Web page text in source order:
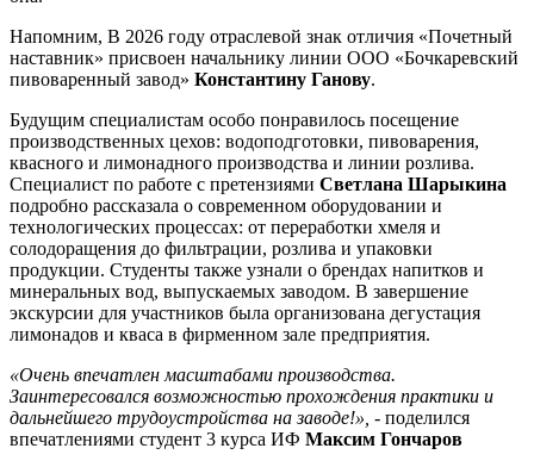
Напомним, В 2026 году отраслевой знак отличия «Почетный
наставник» присвоен начальнику линии ООО «Бочкаревский
пивоваренный завод» Константину Ганову.
Будущим специалистам особо понравилось посещение
производственных цехов: водоподготовки, пивоварения,
квасного и лимонадного производства и линии розлива.
Специалист по работе с претензиями Светлана Шарыкина
подробно рассказала о современном оборудовании и
технологических процессах: от переработки хмеля и
солодоращения до фильтрации, розлива и упаковки
продукции. Студенты также узнали о брендах напитков и
минеральных вод, выпускаемых заводом. В завершение
экскурсии для участников была организована дегустация
лимонадов и кваса в фирменном зале предприятия.
«Очень впечатлен масштабами производства.
Заинтересовался возможностью прохождения практики и
дальнейшего трудоустройства на заводе!», - поделился
впечатлениями студент 3 курса ИФ Максим Гончаров